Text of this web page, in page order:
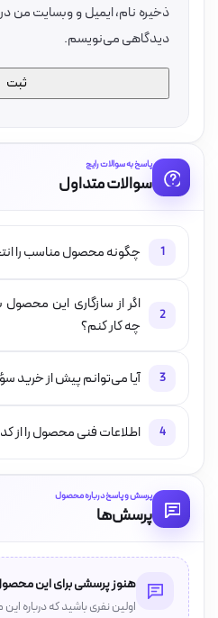
ذخیره نام، ایمیل و وبسایت من در
دیدگاهی می‌نویسم.
پاسخ به سوالات رایج
سوالات متداول
1 چگونه محصول مناسب را
2
اگر از سازگاری این
چه کار کنم؟
3 آیا می‌توانم پیش از
4 اطلاعات فنی محصول را از
پرسش و پاسخ درباره محصول
پرسش‌ها
هنوز پرسشی برای این
اولین نفری باشید که درباره